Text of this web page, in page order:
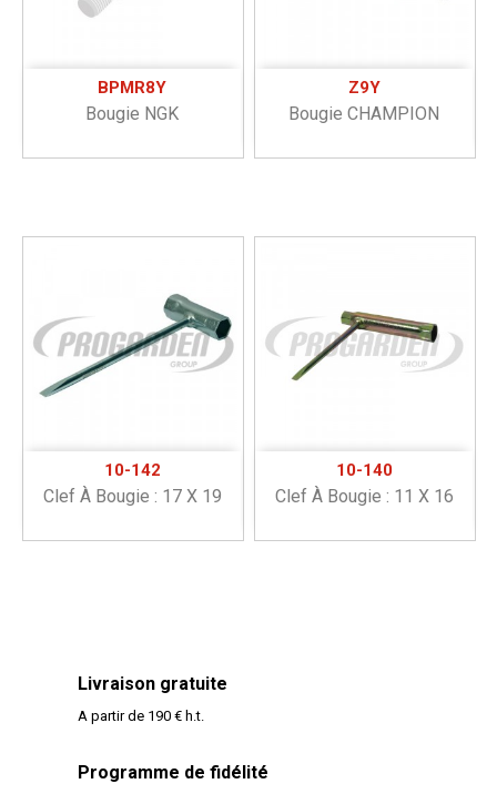
BPMR8Y
Bougie NGK
Z9Y
Bougie CHAMPION
10-142
Clef À Bougie : 17 X 19
10-140
Clef À Bougie : 11 X 16
Livraison gratuite
A partir de 190 € h.t.
Programme de fidélité